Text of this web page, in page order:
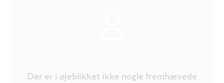
Der er i øjeblikket ikke nogle fremhævede